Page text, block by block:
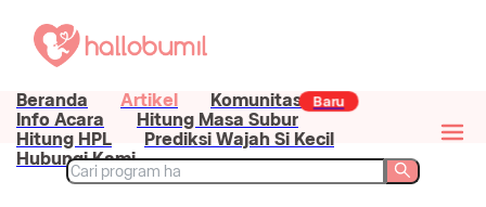
Beranda Artikel Komunitas Baru
Info Acara
Hitung Masa Subur
Hitung HPL
Prediksi Wajah Si Kecil
Hubungi Kami